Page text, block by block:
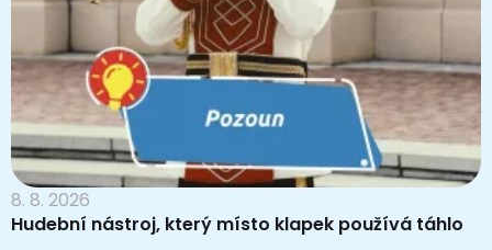
8. 8. 2026
Hudební nástroj, který místo klapek používá táhlo